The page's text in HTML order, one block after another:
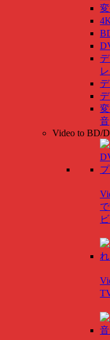
音
Video to BD/